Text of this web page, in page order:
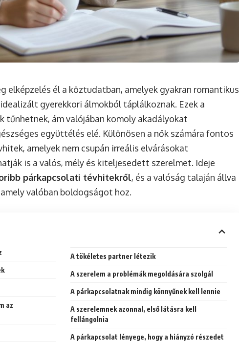
elképzelés él a köztudatban, amelyek gyakran romantikus
gyerekkori álmokból táplálkoznak. Ezek a
tűnhetnek, ám valójában komoly akadályokat
együttélés elé. Különösen a nők számára fontos
amelyek nem csupán irreális elvárásokat
is a valós, mély és kiteljesedett szerelmet. Ideje
párkapcsolati tévhitekről, és a valóság talaján állva
valóban boldogságot hoz.
az
A tökéletes partner létezik
A szerelem a problémák megoldására szolgál
A párkapcsolatnak mindig könnyűnek kell lennie
A szerelemnek azonnal, első látásra kell
fellángolnia
A párkapcsolat lényege, hogy a hiányzó részedet